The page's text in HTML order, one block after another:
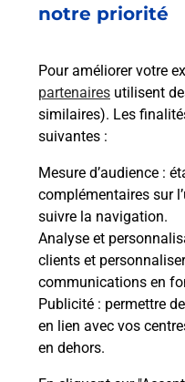
notre priorité
Pour améliorer votre
partenaires utilisent
similaires). Les
suivantes :
Mesure d’audience :
complémentaires sur
suivre la navigation.
Analyse et
clients et
communications en
Publicité : permettre
en lien avec vos
en dehors.
64420
Malin !
La Poste
en ligne
Ouvert 24h/24
En savoir plus